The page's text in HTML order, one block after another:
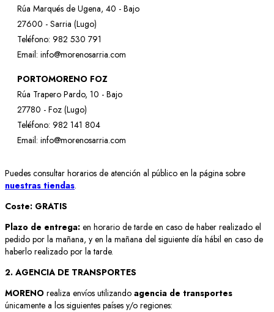
Rúa Marqués de Ugena, 40 - Bajo
27600 - Sarria (Lugo)
Teléfono: 982 530 791
Email: info@morenosarria.com
PORTOMORENO FOZ
Rúa Trapero Pardo, 10 - Bajo
27780 - Foz (Lugo)
Teléfono: 982 141 804
Email: info@morenosarria.com
Puedes consultar horarios de atención al público en la página sobre
nuestras tiendas.
Coste: GRATIS
Plazo de entrega: en horario de tarde en caso de haber realizado el
pedido por la mañana, y en la mañana del siguiente día hábil en caso de
haberlo realizado por la tarde.
2. AGENCIA DE TRANSPORTES
MORENO realiza envíos utilizando agencia de transportes
únicamente a los siguientes países y/o regiones: